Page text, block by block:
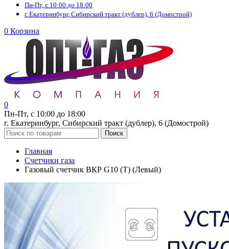
Пн-Пт, с 10:00 до 18:00
г. Екатеринбург, Сибирский тракт (дублер), 6 (Домострой)
0 Корзина
0
Пн-Пт, с 10:00 до 18:00
г. Екатеринбург, Сибирский тракт (дублер), 6 (Домострой)
Поиск
Главная
Счетчики газа
Газовый счетчик ВКР G10 (T) (Левый)